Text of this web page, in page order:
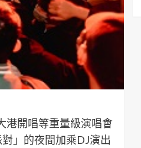
港開唱等重量級演唱會
」的夜間加乘DJ演出